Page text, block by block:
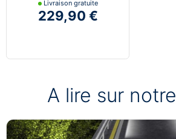
Livraison gratuite
229,90 €
A lire sur notre